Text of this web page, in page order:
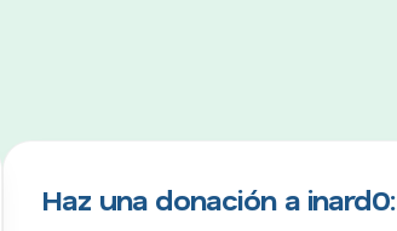
Haz una donación a inard0: